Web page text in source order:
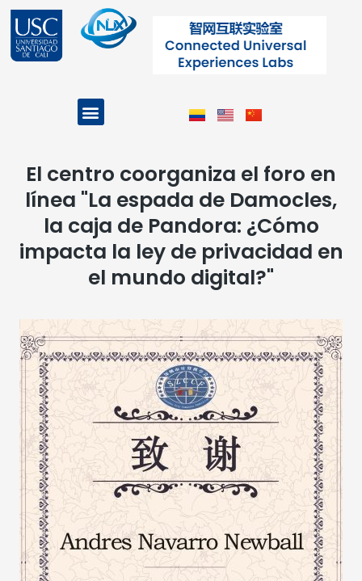
contenido
Menu
El centro coorganiza el foro en
línea "La espada de Damocles,
la caja de Pandora: ¿Cómo
impacta la ley de privacidad en
el mundo digital?"